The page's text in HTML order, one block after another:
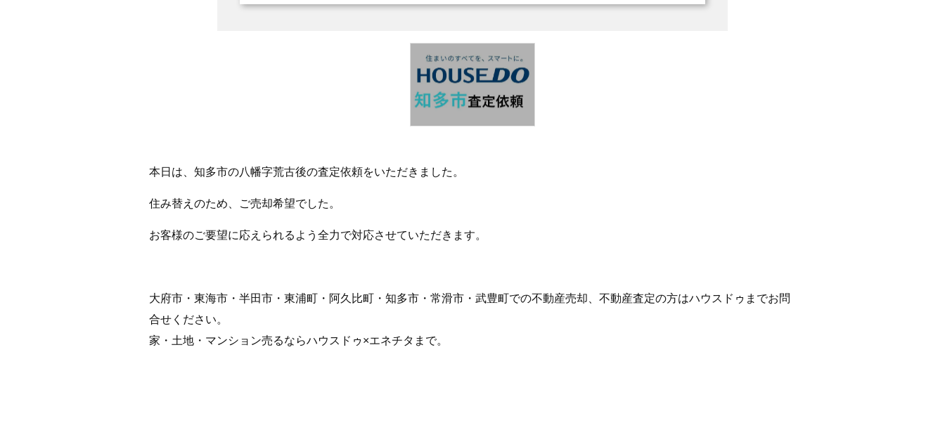
本日は、知多市の八幡字荒古後の査定依頼をいただきました。
住み替えのため、ご売却希望でした。
お客様のご要望に応えられるよう全力で対応させていただきます。
大府市・東海市・半田市・東浦町・阿久比町・知多市・常滑市・武豊町での不動産売却、不動産査定の方はハウスドゥまでお問
合せください。
家・土地・マンション売るならハウスドゥ×エネチタまで。